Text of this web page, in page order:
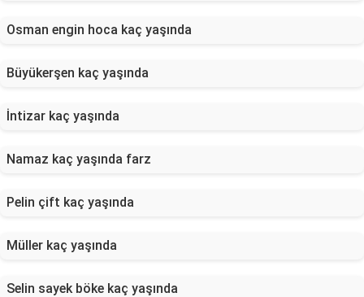
Osman engin hoca kaç yaşında
Büyükerşen kaç yaşında
İntizar kaç yaşında
Namaz kaç yaşında farz
Pelin çift kaç yaşında
Müller kaç yaşında
Selin sayek böke kaç yaşında